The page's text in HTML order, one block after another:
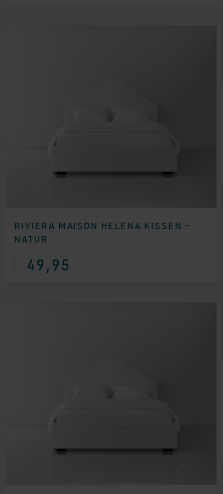
RIVIERA MAISON HELENA KISSEN –
NATUR
49,95